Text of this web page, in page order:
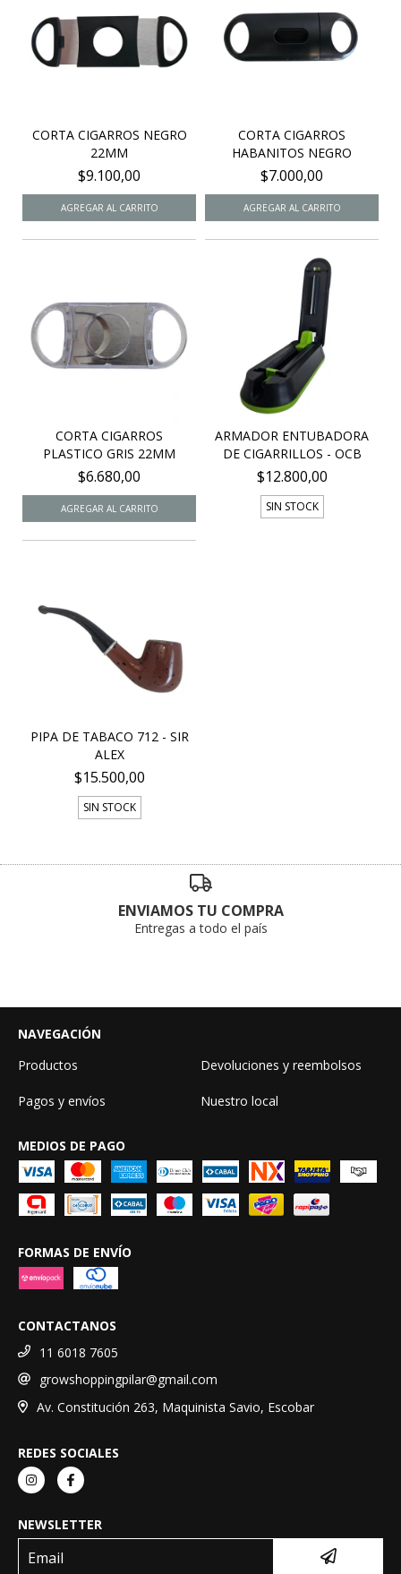
CORTA CIGARROS NEGRO
22MM
$9.100,00
CORTA CIGARROS
HABANITOS NEGRO
$7.000,00
CORTA CIGARROS
PLASTICO GRIS 22MM
$6.680,00
ARMADOR ENTUBADORA
DE CIGARRILLOS - OCB
$12.800,00
SIN STOCK
PIPA DE TABACO 712 - SIR
ALEX
$15.500,00
SIN STOCK
ENVIAMOS TU COMPRA
Entregas a todo el país
NAVEGACIÓN
Productos
Devoluciones y reembolsos
Pagos y envíos Nuestro local
MEDIOS DE PAGO
FORMAS DE ENVÍO
CONTACTANOS
11 6018 7605
growshoppingpilar@gmail.com
Av. Constitución 263, Maquinista Savio, Escobar
REDES SOCIALES
NEWSLETTER